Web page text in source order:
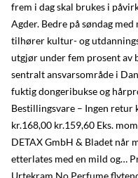
frem i dag skal brukes i
Agder. Bedre på søndag
tilhører kultur- og
utgjør under fem prosent av
sentralt ansvarsområde i
fuktig dongeribukse og
Bestillingsvare – Ingen retur
kr.168,00 kr.159,60 Eks.
DETAX GmbH & Bladet når
etterlates med en mild og…